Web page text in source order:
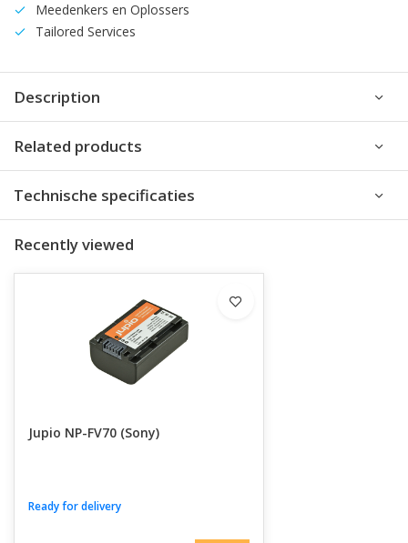
Meedenkers en Oplossers
Tailored Services
Description
Related products
Technische specificaties
Recently viewed
Jupio NP-FV70 (Sony)
Ready for delivery